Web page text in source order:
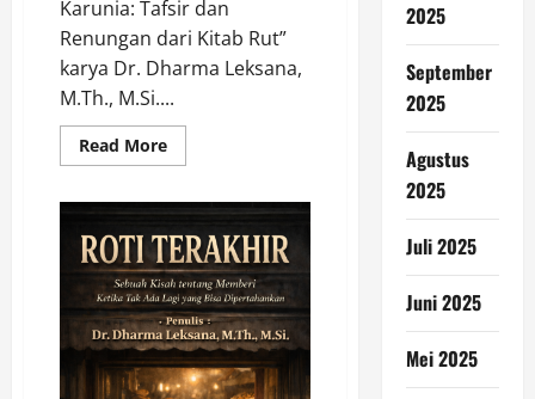
Karunia: Tafsir dan
Renungan dari Kitab Rut”
karya Dr. Dharma Leksana,
M.Th., M.Si....
Read MoreRead
more
dan
Karunia:
Tafsir
dan
Renungan
dari
Kitab
Rut
2025
September
2025
Agustus
2025
Juli 2025
Juni 2025
Mei 2025